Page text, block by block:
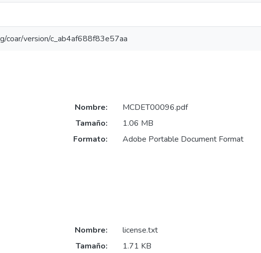
coar/version/c_ab4af688f83e57aa
Nombre:
MCDET00096.pdf
Tamaño:
1.06 MB
Formato:
Adobe Portable Document Format
Nombre:
license.txt
Tamaño:
1.71 KB